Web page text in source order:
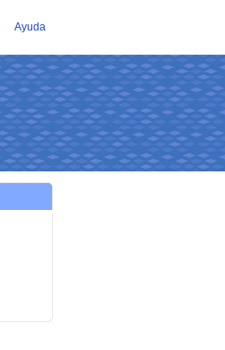
Ayuda